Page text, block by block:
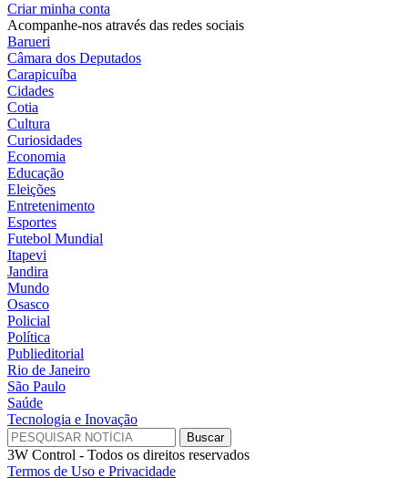
Criar minha conta
Acompanhe-nos através das redes sociais
Barueri
Câmara dos Deputados
Carapicuíba
Cidades
Cotia
Cultura
Curiosidades
Economia
Educação
Eleições
Entretenimento
Esportes
Futebol Mundial
Itapevi
Jandira
Mundo
Osasco
Policial
Política
Publieditorial
Rio de Janeiro
São Paulo
Saúde
Tecnologia e Inovação
3W Control - Todos os direitos reservados
Termos de Uso e Privacidade